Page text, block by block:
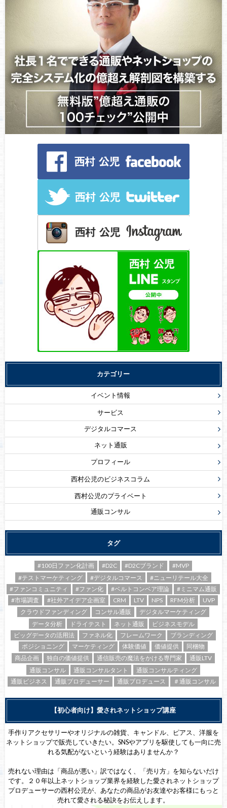
カテゴリー
イベント情報
サービス
デジタルコマース
ネット通販
プロフィール
西村公児のビジネスコラム
西村公児のプライベート
通販コンサル
タグ
#100日ファン化計画 #D2C #D2Cブランド
#MVP
#テストマーケティング
#デジタルコマース
#ニューリテール大全
#ファンコミュニティ
#ファン化 #ベルトコンベア理論
#ミニマム通販
#市場調査
#社外アイデア企画室 CRM LTV NPS RFM分析
UVP
クラウドファンディング
コンサル通販
デジタルマーケティング
データ分析
ドライテスト ネット通販
ビジネスモデル
ビッグデータの活用法
ファネル化 フレームワーク
ブランディング
ポジショニング
マーケティング 体験価値 価値提供
同梱物
商品企画
独自の価値提供 通信販売の魔法をかける専門家
通販LTV
通販コンサル
通販コンサルタント
通販コンサルティング
通販ビジネス
通販プロデューサー 通販プロデュース ＃通販コンサル
【初心者向け】愛されネットショップ講座
手作りアクセサリーやオリジナルの雑貨、キャンドル、ピアス、洋服を
ネットショップで販売していきたい。SNSやアプリを駆使しても一向に売
れる気配がないという経験はありませんか？
売れない理由は「商品が悪い」訳ではなく、「売り方」を知らないだけ
です。２０年以上ネットショップ業界を経験した愛されネットショップ
プロデューサーの西村公児が、あなたの商品がお友達やお客様にもっと
売れて愛される秘訣をお伝えします。